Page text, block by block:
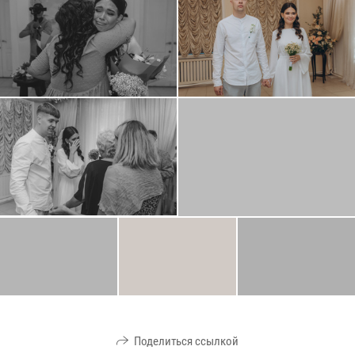
Поделиться ссылкой